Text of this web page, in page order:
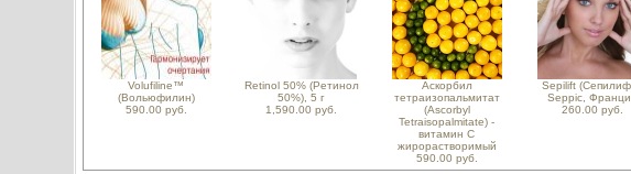
Volufiline™
(Вольюфилин)
590.00 руб.
Retinol 50% (Ретинол
50%), 5 г
1,590.00 руб.
Аскорбил
тетраизопальмитат
(Ascorbyl
Tetraisopalmitate) -
витамин С
жирорастворимый
590.00 руб.
Sepilift
Seppic,
260.00 руб.